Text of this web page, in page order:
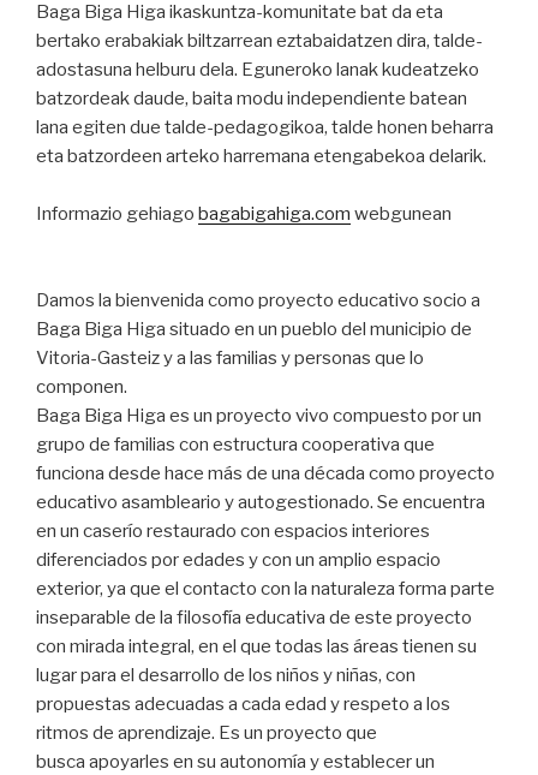
Baga Biga Higa ikaskuntza-komunitate bat da eta
bertako erabakiak biltzarrean eztabaidatzen dira, talde-
adostasuna helburu dela. Eguneroko lanak kudeatzeko
batzordeak daude, baita modu independiente batean
lana egiten due talde-pedagogikoa, talde honen beharra
eta batzordeen arteko harremana etengabekoa delarik.
Informazio gehiago bagabigahiga.com webgunean
Damos la bienvenida como proyecto educativo socio a
Baga Biga Higa situado en un pueblo del municipio de
Vitoria-Gasteiz y a las familias y personas que lo
componen.
Baga Biga Higa es un proyecto vivo compuesto por un
grupo de familias con estructura cooperativa que
funciona desde hace más de una década como proyecto
educativo asambleario y autogestionado. Se encuentra
en un caserío restaurado con espacios interiores
diferenciados por edades y con un amplio espacio
exterior, ya que el contacto con la naturaleza forma parte
inseparable de la filosofía educativa de este proyecto
con mirada integral, en el que todas las áreas tienen su
lugar para el desarrollo de los niños y niñas, con
propuestas adecuadas a cada edad y respeto a los
ritmos de aprendizaje. Es un proyecto que
busca apoyarles en su autonomía y establecer un